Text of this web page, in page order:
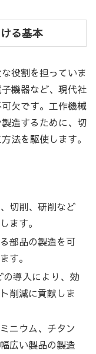
る基本
役割を担っていま
機器など、現代社
欠です。工作機械
造するために、切
法を駆使します。
切削、研削など
ます。
部品の製造を可
す。
の導入により、効
削減に貢献しま
ニウム、チタン
広い製品の製造